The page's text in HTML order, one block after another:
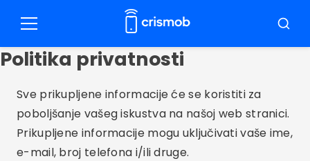
Meni
Politika privatnosti
Sve prikupljene informacije će se koristiti za
poboljšanje vašeg iskustva na našoj web stranici.
Prikupljene informacije mogu uključivati vaše ime,
e-mail, broj telefona i/ili druge.